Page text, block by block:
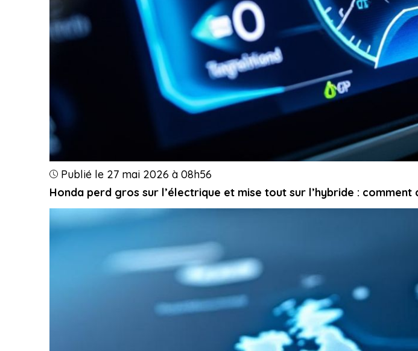
Honda perd gros sur l’électrique et mise tout sur l’hybride :
Publié le 27 mai 2026 à 08h56